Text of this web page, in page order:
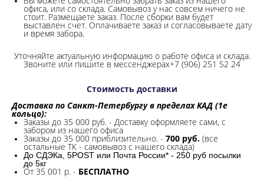
офиса, или со склада. Самовывоз у нас совсем ничего не
стоит. Размещаете заказ. После сборки вам будет
выставлен счет. Оплачиваете заказ и согласовываете дату
и время забора.
Уточняйте актуальную информацию о работе офиса и склада.
Звоните или пишите в мессенджерах+7 (906) 251 52 24
Стоимость доставки
Доставка по Санкт-Петербургу в пределах КАД (1е
кольцо):
Заказы до 35 000 руб. - Доставку оформляете сами, с
забором из нашего офиса
Заказы до 35 000 приблизительно. - 700 руб. (все
остальные ТК - самовывоз с нашего склада)
До СДЭКа, 5POST или Почта России* - 250 руб посылки
до 5кг
От 35 001 р. - БЕСПЛАТНО